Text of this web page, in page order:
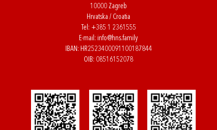
10000 Zagreb
Hrvatska / Croatia
Tel: +385 1 2361555
E-mail: info@hns.family
IBAN: HR2523400091100187844
OIB: 08516152078